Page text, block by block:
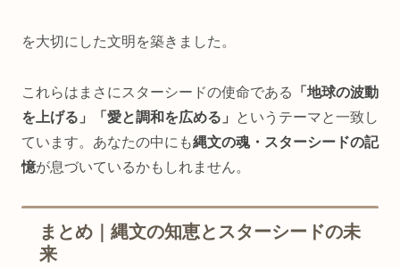
を大切にした文明を築きました。
これらはまさにスターシードの使命である
「地球の波動
を上げる」「愛と調和を広める」
というテーマと一致し
ています。あなたの中にも縄文の魂・スターシードの記
憶が息づいているかもしれません。
まとめ｜縄文の知恵とスターシードの未
来